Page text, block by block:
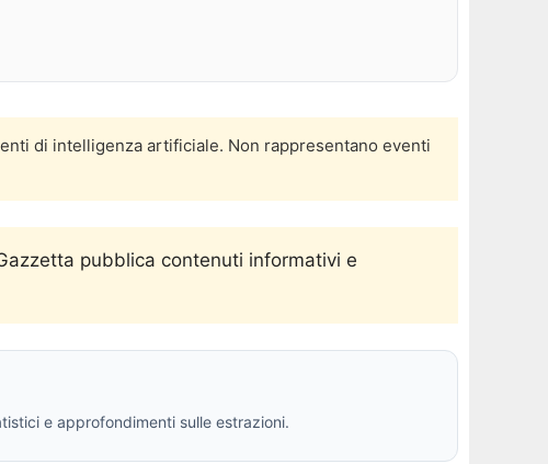
di intelligenza artificiale. Non rappresentano eventi
pubblica contenuti informativi e
e approfondimenti sulle estrazioni.